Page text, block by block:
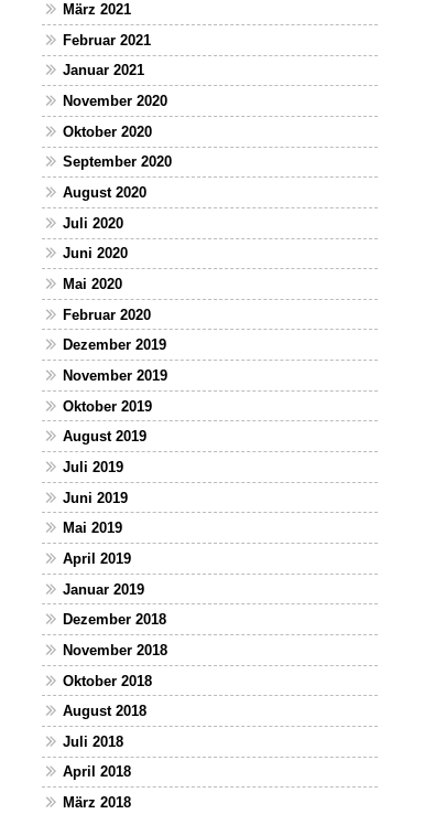
März 2021
Februar 2021
Januar 2021
November 2020
Oktober 2020
September 2020
August 2020
Juli 2020
Juni 2020
Mai 2020
Februar 2020
Dezember 2019
November 2019
Oktober 2019
August 2019
Juli 2019
Juni 2019
Mai 2019
April 2019
Januar 2019
Dezember 2018
November 2018
Oktober 2018
August 2018
Juli 2018
April 2018
März 2018